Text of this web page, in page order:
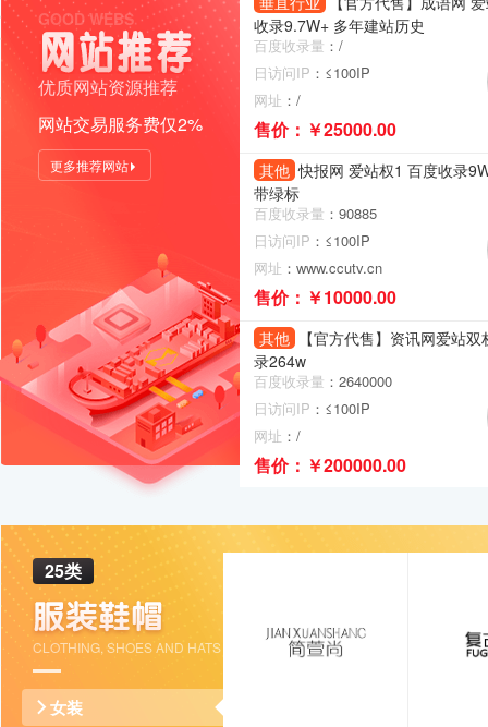
GOOD WEBS
优质网站资源推荐
网站交易服务费仅2%
更多推荐网站
收录9.7W+ 多年建站历史
百度收录量 ：/
日访问IP ：≤100IP
网址 ：/
售价：￥25000.00
其他 快报网 爱站权1 百度收录
带绿标
百度收录量 ：90885
日访问IP ：≤100IP
网址 ：www.ccutv.cn
售价：￥10000.00
其他
【官方代售】资讯网爱站
录264w
百度收录量 ：2640000
日访问IP ：≤100IP
网址 ：/
售价：￥200000.00
25类
CLOTHING, SHOES AND HATS
女装